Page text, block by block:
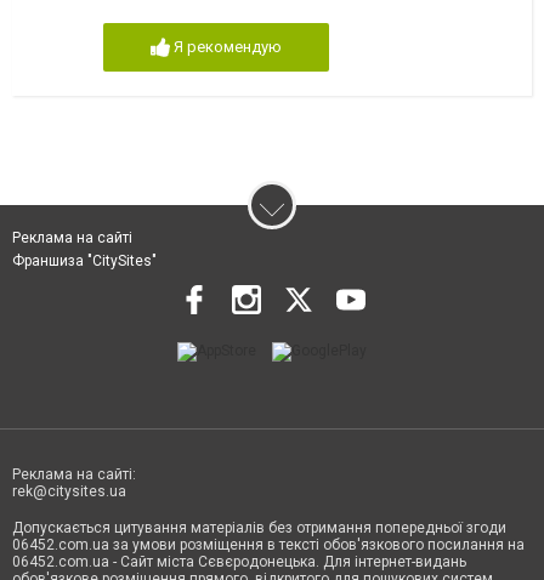
Я рекомендую
Реклама на сайті
Франшиза "CitySites"
Реклама на сайті:
rek@citysites.ua
Допускається цитування матеріалів без отримання попередньої згоди
06452.com.ua за умови розміщення в тексті обов'язкового посилання на
06452.com.ua - Сайт міста Сєвєродонецька. Для інтернет-видань